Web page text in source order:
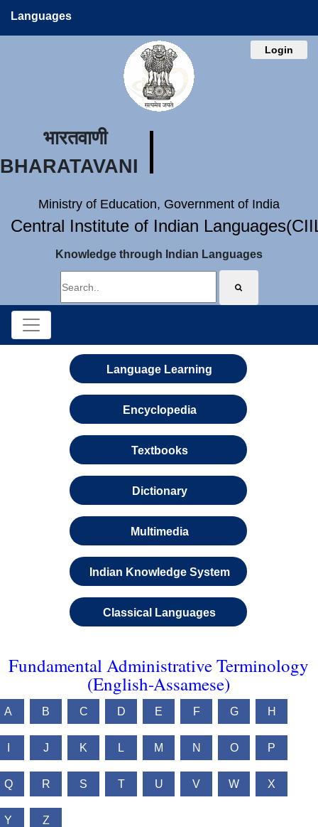
Languages
Login
भारतवाणी
BHARATAVANI
Ministry of Education, Government of India
Central Institute of Indian
Knowledge through Indian Languages
Language Learning
Encyclopedia
Textbooks
Dictionary
Multimedia
Indian Knowledge System
Classical Languages
Fundamental Administrative Terminology
(English-Assamese)
A B C D E F G H
J K L M N O P
Q R S T U V W X
Y Z